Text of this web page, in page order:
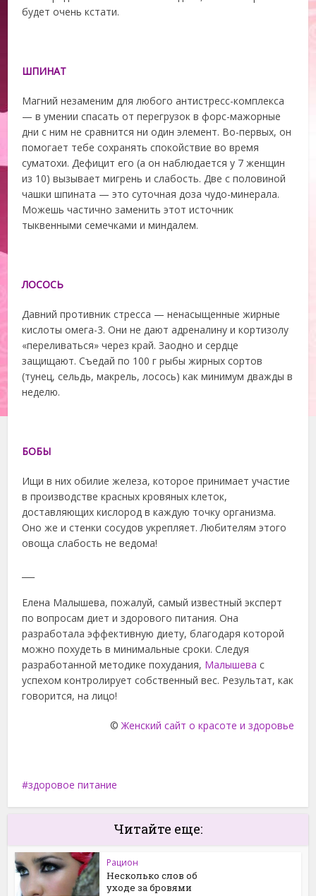
будет очень кстати.
ШПИНАТ
Магний незаменим для любого антистресс-комплекса
— в умении спасать от перегрузок в форс-мажорные
дни с ним не сравнится ни один элемент. Во-первых, он
помогает тебе сохранять спокойствие во время
суматохи. Дефицит его (а он наблюдается у 7 женщин
из 10) вызывает мигрень и слабость. Две с половиной
чашки шпината — это суточная доза чудо-минерала.
Можешь частично заменить этот источник
тыквенными семечками и миндалем.
ЛОСОСЬ
Давний противник стресса — ненасыщенные жирные
кислоты омега-3. Они не дают адреналину и кортизолу
«переливаться» через край. Заодно и сердце
защищают. Съедай по 100 г рыбы жирных сортов
(тунец, сельдь, макрель, лосось) как минимум дважды в
неделю.
БОБЫ
Ищи в них обилие железа, которое принимает участие
в производстве красных кровяных клеток,
доставляющих кислород в каждую точку организма.
Оно же и стенки сосудов укрепляет. Любителям этого
овоща слабость не ведома!
Елена Малышева, пожалуй, самый известный эксперт
по вопросам диет и здорового питания. Она
разработала эффективную диету, благодаря которой
можно похудеть в минимальные сроки. Следуя
разработанной методике похудания, Малышева с
успехом контролирует собственный вес. Результат, как
говорится, на лицо!
©Женский сайт о красоте и здоровье
здоровое питание
Читайте еще:
Рацион
Несколько слов об
уходе за бровями